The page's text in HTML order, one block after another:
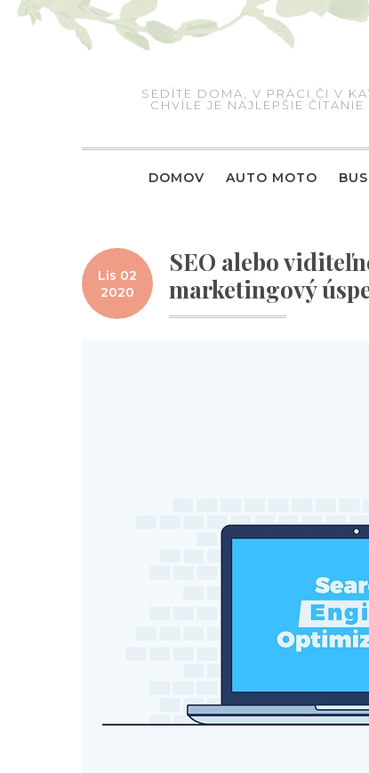
Skip
SEDÍTE DOMA, V PRÁCI ČI V
CHVÍLE JE NAJLEPŠIE
DOMOV AUTO MOTO
Lis 02
2020
SEO alebo
marketingový